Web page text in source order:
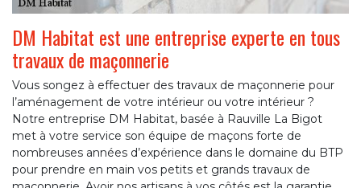
DM Habitat est une entreprise experte en tous
travaux de maçonnerie
Vous songez à effectuer des travaux de maçonnerie pour
l’aménagement de votre intérieur ou votre intérieur ?
Notre entreprise DM Habitat, basée à Rauville La Bigot
met à votre service son équipe de maçons forte de
nombreuses années d’expérience dans le domaine du BTP
pour prendre en main vos petits et grands travaux de